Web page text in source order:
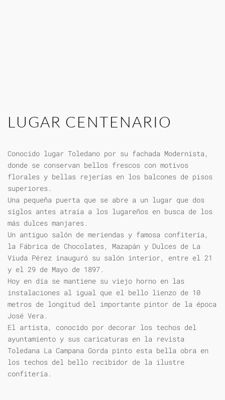
LUGAR CENTENARIO
Conocido lugar Toledano por su fachada Modernista,
donde se conservan bellos frescos con motivos
florales y bellas rejerías en los balcones de pisos
superiores.
Una pequeña puerta que se abre a un lugar que dos
siglos antes atraía a los lugareños en busca de los
más dulces manjares.
Un antiguo salón de meriendas y famosa confitería,
la Fábrica de Chocolates, Mazapán y Dulces de La
Viuda Pérez inauguró su salón interior, entre el 21
y el 29 de Mayo de 1897.
Hoy en día se mantiene su viejo horno en las
instalaciones al igual que el bello lienzo de 10
metros de longitud del importante pintor de la época
José Vera.
El artista, conocido por decorar los techos del
ayuntamiento y sus caricaturas en la revista
Toledana La Campana Gorda pinto esta bella obra en
los techos del bello recibidor de la ilustre
confitería.